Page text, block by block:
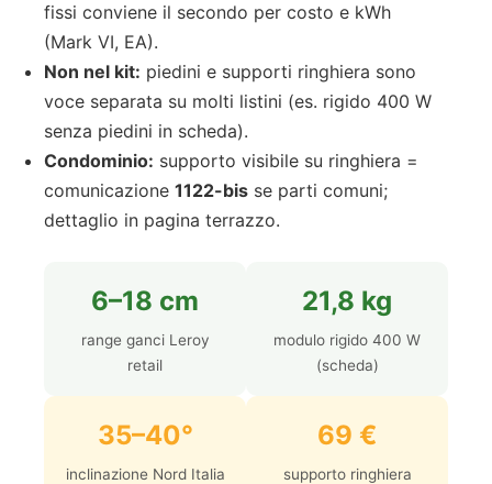
fissi conviene il secondo per costo e kWh
(Mark VI, EA).
Non nel kit: piedini e supporti ringhiera sono
voce separata su molti listini (es. rigido 400 W
senza piedini in scheda).
Condominio: supporto visibile su ringhiera =
comunicazione 1122-bis se parti comuni;
dettaglio in pagina terrazzo.
6–18 cm
range ganci Leroy
retail
21,8 kg
modulo rigido 400 W
(scheda)
35–40°
inclinazione Nord Italia
69 €
supporto ringhiera